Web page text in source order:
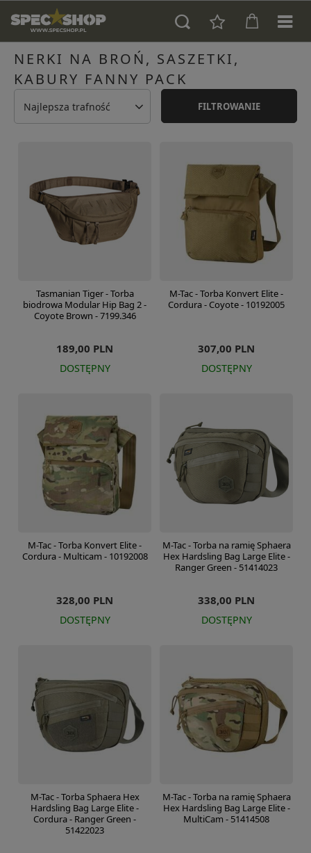
NERKI NA BROŃ, SASZETKI,
KABURY FANNY PACK
Najlepsza trafność FILTROWANIE
Tasmanian Tiger - Torba
biodrowa Modular Hip Bag 2 -
Coyote Brown - 7199.346
189,00 PLN
DOSTĘPNY
M-Tac - Torba Konvert Elite -
Cordura - Coyote - 10192005
307,00 PLN
DOSTĘPNY
M-Tac - Torba Konvert Elite -
Cordura - Multicam - 10192008
328,00 PLN
DOSTĘPNY
M-Tac - Torba na ramię Sphaera
Hex Hardsling Bag Large Elite -
Ranger Green - 51414023
338,00 PLN
DOSTĘPNY
M-Tac - Torba Sphaera Hex
Hardsling Bag Large Elite -
Cordura - Ranger Green -
51422023
M-Tac - Torba na ramię Sphaera
Hex Hardsling Bag Large Elite -
MultiCam - 51414508